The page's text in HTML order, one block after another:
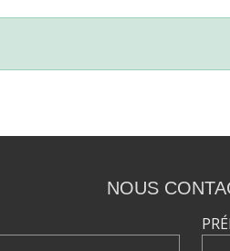
NOUS